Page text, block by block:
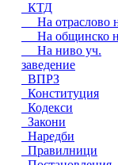
КТД
На отраслово
На общинско
На ниво уч.
заведение
ВПРЗ
Конституция
Кодекси
Закони
Наредби
Правилници